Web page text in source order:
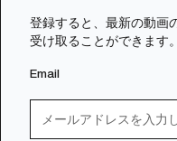
登録すると、最新の動画
受け取ることができます。
Email